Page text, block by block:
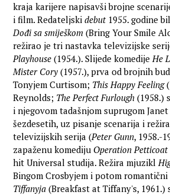
kraja karijere napisavši brojne
i film. Redateljskidebut1955. godine
Dođi sa smiješkom (Bring Your Smile
režirao je tri nastavka televizijske
Playhouse (1954.). Slijede komedijeHe
Mister Cory (1957.), prva od brojnih
Tonyjem Curtisom; This Happy Feeling
Reynolds; The Perfect Furlough (1958.)
i njegovom tadašnjom suprugom
šezdesetih, uz pisanje scenarija i
televizijskih serija (Peter Gunn, 1958.-
zapaženu komediju Operation Petticoat
hit Universal studija. Režira mjuzikl
Bingom Crosbyjem i potom
Tiffanyja (Breakfast at Tiffany's, 1961.)